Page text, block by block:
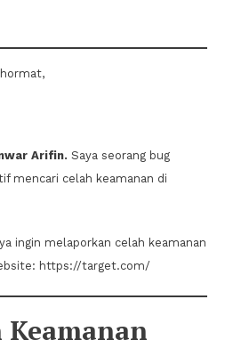
Arifin. Saya seorang bug
mencari celah keamanan di
ingin melaporkan celah keamanan
https://target.com/